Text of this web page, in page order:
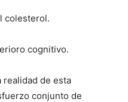
colesterol.
cognitivo.
realidad de esta
conjunto de